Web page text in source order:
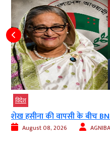
मक्का में सऊदी
August 08,